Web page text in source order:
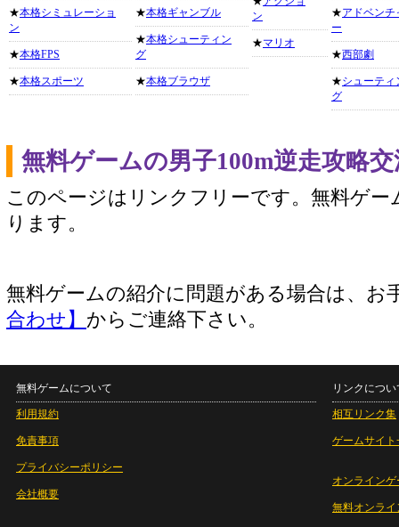
★本格シミュレーショ
ン
★本格FPS
★本格スポーツ
★本格ギャンブル
★本格シューティン
グ
★本格ブラウザ
ン
★マリオ
★アドベンチ
ー
★西部劇
★シューティ
グ
無料ゲームの男子100m逆走攻略
このページはリンクフリーです。無料ゲー
ります。
無料ゲームの紹介に問題がある場合は、お
合わせ】 からご連絡下さい。
無料ゲームについて
利用規約
免責事項
プライバシーポリシー
会社概要
リンクについ
相互リンク集
ゲームサイト
オンラインゲ
無料オンライ